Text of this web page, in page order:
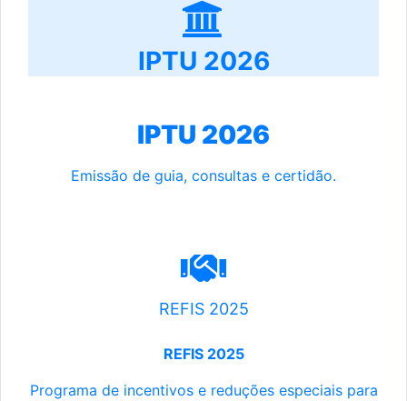
IPTU 2026
IPTU 2026
Emissão de guia, consultas e certidão.
REFIS 2025
REFIS 2025
Programa de incentivos e reduções especiais para